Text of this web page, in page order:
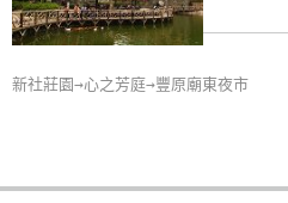
國
旅
訂
新社莊園→心之芳庭→豐原廟東夜市